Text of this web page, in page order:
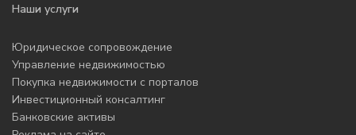
Наши услуги
Юридическое сопровождение
Управление недвижимостью
Покупка недвижимости с порталов
Инвестиционный консалтинг
Банковские активы